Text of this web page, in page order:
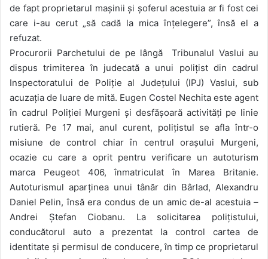
de fapt proprietarul mașinii și șoferul acestuia ar fi fost cei
care i-au cerut „să cadă la mica înțelegere”, însă el a
refuzat.
Procurorii Parchetului de pe lângă Tribunalul Vaslui au
dispus trimiterea în judecată a unui polițist din cadrul
Inspectoratului de Poliție al Județului (IPJ) Vaslui, sub
acuzația de luare de mită. Eugen Costel Nechita este agent
în cadrul Poliției Murgeni și desfășoară activități pe linie
rutieră. Pe 17 mai, anul curent, polițistul se afla într-o
misiune de control chiar în centrul orașului Murgeni,
ocazie cu care a oprit pentru verificare un autoturism
marca Peugeot 406, înmatriculat în Marea Britanie.
Autoturismul aparținea unui tânăr din Bârlad, Alexandru
Daniel Pelin, însă era condus de un amic de-al acestuia –
Andrei Ștefan Ciobanu. La solicitarea polițistului,
conducătorul auto a prezentat la control cartea de
identitate și permisul de conducere, în timp ce proprietarul